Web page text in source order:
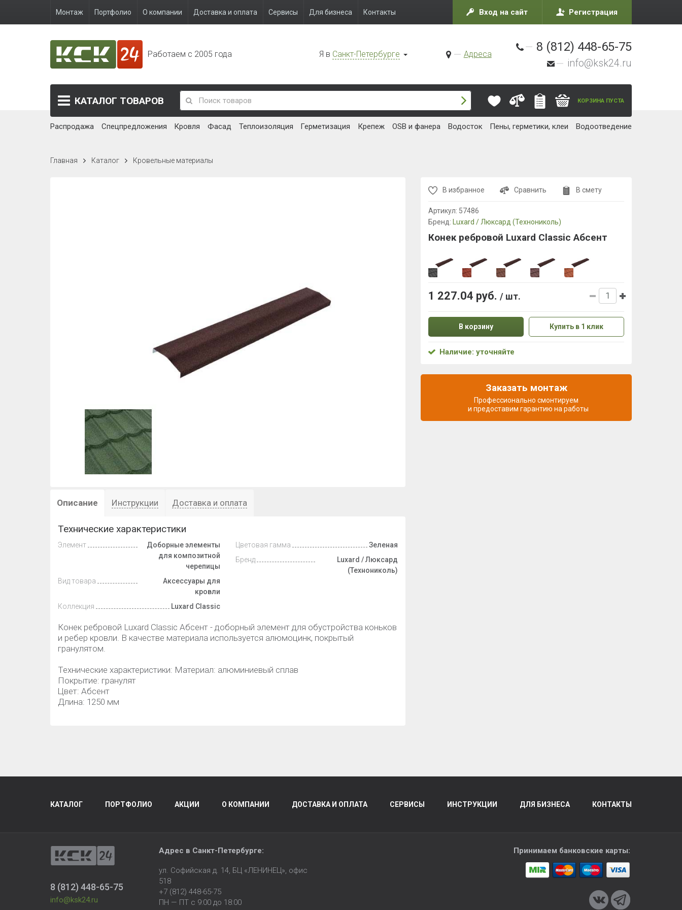
Монтаж Портфолио О компании Доставка и оплата Сервисы Для бизнеса Контакты Вход на сайт Регистрация
Работаем с 2005 года Я в Санкт-Петербурге Адреса
8 (812) 448-65-75
info@ksk24.ru
КАТАЛОГ ТОВАРОВ КОРЗИНА ПУСТА
Распродажа Спецпредложения Кровля Фасад Теплоизоляция Герметизация Крепеж OSB и фанера Водосток Пены, герметики, клеи Водоотведение
Главная Каталог Кровельные материалы
Описание Инструкции Доставка и оплата
Технические характеристики
Элемент
Доборные элементы
для композитной
черепицы
Вид товара
Аксессуары для
кровли
Коллекция
Luxard Classic
Цветовая гамма
Зеленая
Бренд
Luxard / Люксард
(Технониколь)
Конек ребровой Luxard Classic Абсент - доборный элемент для обустройства коньков
и ребер кровли. В качестве материала используется алюмоцинк, покрытый
гранулятом.
Технические характеристики: Материал: алюминиевый сплав
Покрытие: гранулят
Цвет: Абсент
Длина: 1250 мм
В избранное Сравнить В смету
Артикул: 57486
Бренд:
Luxard / Люксард (Технониколь)
Конек ребровой Luxard Classic Абсент
1 227.04 руб. / шт.
В корзину Купить в 1 клик
Наличие: уточняйте
Заказать монтаж
Профессионально смонтируем
и предоставим гарантию на работы
КАТАЛОГ ПОРТФОЛИО АКЦИИ О КОМПАНИИ ДОСТАВКА И ОПЛАТА СЕРВИСЫ ИНСТРУКЦИИ ДЛЯ БИЗНЕСА КОНТАКТЫ
8 (812) 448-65-75
info@ksk24.ru
Адрес в Санкт-Петербурге:
ул. Софийская д. 14, БЦ «ЛЕНИНЕЦ», офис
518
+7 (812) 448-65-75
ПН — ПТ с 9:00 до 18:00
Принимаем банковские карты: